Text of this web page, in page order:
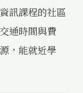
訊課程的社區
通時間與費
，能就近學